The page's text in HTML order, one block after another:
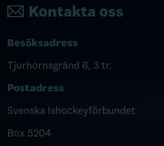
Kontakta oss
Besöksadress
Tjurhornsgränd 6, 3 tr.
Postadress
Svenska Ishockeyförbundet
Box 5204